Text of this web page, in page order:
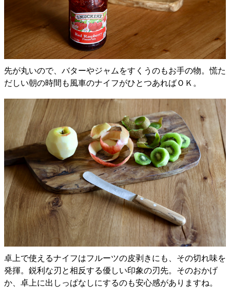
先が丸いので、バターやジャムをすくうのもお手の物。慌た
だしい朝の時間も風車のナイフがひとつあればＯＫ。
卓上で使えるナイフはフルーツの皮剥きにも、その切れ味を
発揮。鋭利な刃と相反する優しい印象の刃先。そのおかげ
か、卓上に出しっぱなしにするのも安心感がありますね。